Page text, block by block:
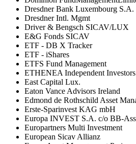
Dresdner Bank Luxembourg S.A.
Dresdner Intl. Mgmt
Driver & Bengsch SICAV/LUX
E&G Fonds SICAV
ETF - DB X Tracker
ETF - iShares
ETFS Fund Management
ETHENEA Independent
East Capital Lux.
Eaton Vance Advisors Ireland
Edmond de Rothschild Asset
Erste-Sparinvest KAG mbH
Europa INVEST S.A. c/o BB-
Europartners Multi Investment
European Sicav Allianz